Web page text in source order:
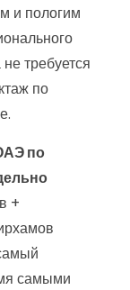
и пологим
требуется
по
по
+
самыми